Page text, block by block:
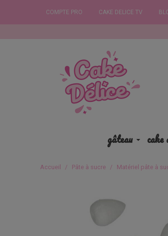
COMPTE PRO CAKE DELICE TV
gâteau cake
Accueil Pâte à sucre Matériel pâte à